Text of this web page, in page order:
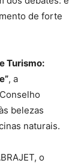
de forte
Turismo:
, a
belezas
naturais.
o